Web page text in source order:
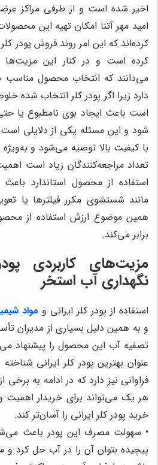
اخیر شده است و از طرفی مراکز
امید مهر آتنا امکان تهیه این
کرده‌اند که این امر روند فروش پودر
کرده است و در کنار این مزیت‌ها
می‌دانند که انتخاب محصول
دارد زیرا اگر پودر کلر انتخاب شده
است باعث ایجاد بوی نامطبوع یا
شود و این مسئله یکی از دلایلی است
با کیفیت بالا توصیه می‌شود و
تعداد مراجعه‌کنندگان زیاد است
استفاده از محصول استاندارد
مانند شستشوی مکرر فیلترها یا
همین موضوع ارزش استفاده از
برابر می‌کند.
مزیت‌های کاربردی
نگهداری آب استخر
استفاده از پودر کلر ایرانی و مواد
و به همین دلیل بسیاری از مدیران
تصفیه آب این محصول را پیشنهاد
عنوان بهترین پودر کلر ایرانی
فراوانی نیز دارد که در ادامه به برخی
هر یک می‌تواند برای خریدار اهمیت
خرید پودر کلر ایرانی را آسان‌تر کند.
• سهولت مصرف این پودر باعث
پیچیده بتوان آن را در آب حل کرد و